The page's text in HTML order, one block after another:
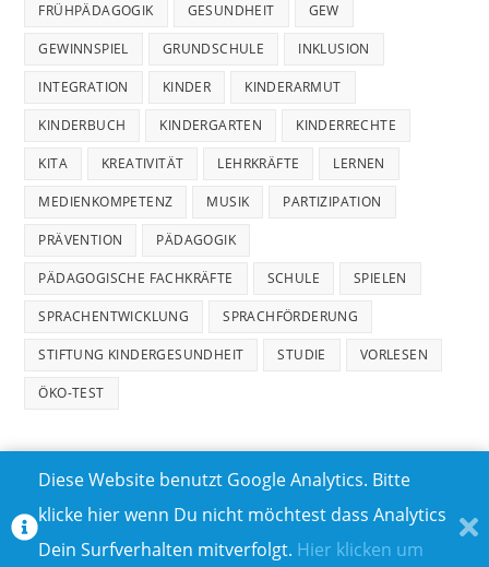
FRÜHPÄDAGOGIK GESUNDHEIT GEW
GEWINNSPIEL GRUNDSCHULE INKLUSION
INTEGRATION KINDER KINDERARMUT
KINDERBUCH KINDERGARTEN KINDERRECHTE
KITA KREATIVITÄT LEHRKRÄFTE LERNEN
MEDIENKOMPETENZ MUSIK PARTIZIPATION
PRÄVENTION PÄDAGOGIK
PÄDAGOGISCHE FACHKRÄFTE SCHULE SPIELEN
SPRACHENTWICKLUNG SPRACHFÖRDERUNG
STIFTUNG KINDERGESUNDHEIT STUDIE VORLESEN
ÖKO-TEST
TEILNAHMEBEDINGUNGEN FÜR GEWINNSPIELE
IMPRESSUM
Diese Website benutzt Google Analytics. Bitte
klicke hier wenn Du nicht möchtest dass Analytics
Dein Surfverhalten mitverfolgt. Hier klicken um